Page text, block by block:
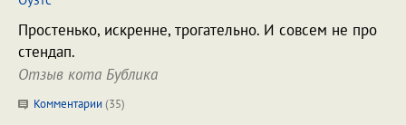
Простенько, искренне, трогательно. И совсем не про
стендап.
Отзыв кота Бублика
Комментарии (35)